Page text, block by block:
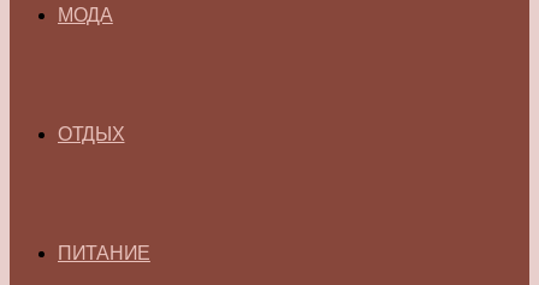
МОДА
ОТДЫХ
ПИТАНИЕ